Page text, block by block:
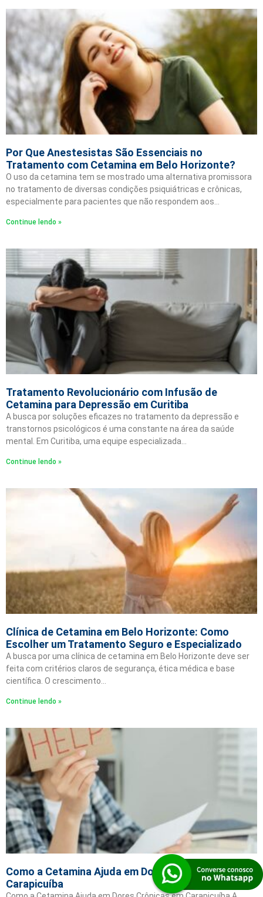
Por Que Anestesistas São Essenciais no
Tratamento com Cetamina em Belo Horizonte?
O uso da cetamina tem se mostrado uma alternativa promissora
no tratamento de diversas condições psiquiátricas e crônicas,
especialmente para pacientes que não respondem aos…
Continue lendo »
Tratamento Revolucionário com Infusão de
Cetamina para Depressão em Curitiba
A busca por soluções eficazes no tratamento da depressão e
transtornos psicológicos é uma constante na área da saúde
mental. Em Curitiba, uma equipe especializada…
Continue lendo »
Clínica de Cetamina em Belo Horizonte: Como
Escolher um Tratamento Seguro e Especializado
A busca por uma clínica de cetamina em Belo Horizonte deve ser
feita com critérios claros de segurança, ética médica e base
científica. O crescimento…
Continue lendo »
Como a Cetamina Ajuda em Dores Crônicas em
Carapicuíba